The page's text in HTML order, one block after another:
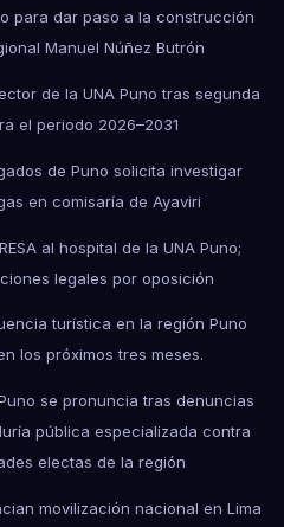
para dar paso a la construcción
Manuel Núñez Butrón
de la UNA Puno tras segunda
el periodo 2026–2031
de Puno solicita investigar
en comisaría de Ayaviri
al hospital de la UNA Puno;
legales por oposición
turística en la región Puno
los próximos tres meses.
se pronuncia tras denuncias
pública especializada contra
electas de la región
movilización nacional en Lima